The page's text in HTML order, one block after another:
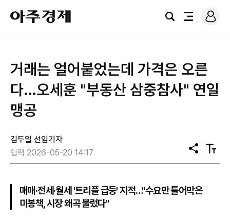
아
주
경
검
전
로
그
거래는 얼어붙었는데 가격은 오른
다…오세훈 "부동산 삼중참사" 연일
맹공
김두일 선임기자
입력 2026-05-20 14:17
공
유
텍
스
매매·전세·월세 '트리플 급등' 지적…"수요만 틀어막은
미봉책, 시장 왜곡 불렀다"